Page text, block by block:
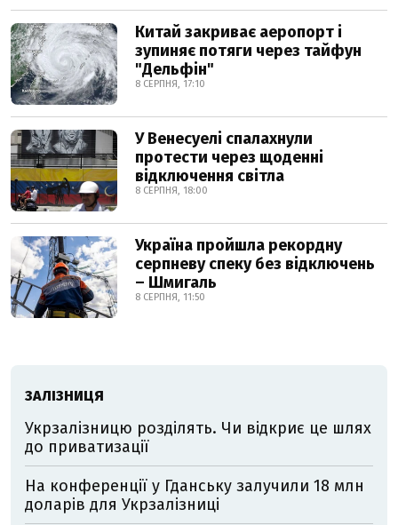
Китай закриває аеропорт і
зупиняє потяги через тайфун
"Дельфін"
8 СЕРПНЯ, 17:10
У Венесуелі спалахнули
протести через щоденні
відключення світла
8 СЕРПНЯ, 18:00
Україна пройшла рекордну
серпневу спеку без відключень
– Шмигаль
8 СЕРПНЯ, 11:50
ЗАЛІЗНИЦЯ
Укрзалізницю розділять. Чи відкриє це шлях
до приватизації
На конференції у Гданську залучили 18 млн
доларів для Укрзалізниці